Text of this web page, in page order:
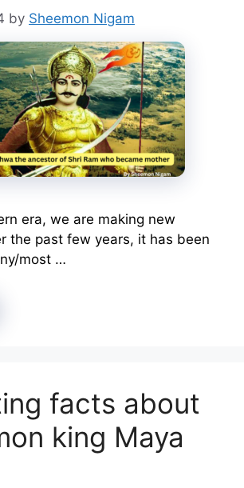
by Sheemon Nigam
era, we are making new
the past few years, it has been
most …
facts about
king Maya